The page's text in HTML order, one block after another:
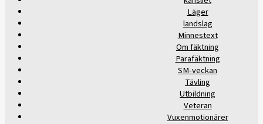
Läger
landslag
Minnestext
Om fäktning
Parafäktning
SM-veckan
Tävling
Utbildning
Veteran
Vuxenmotionärer